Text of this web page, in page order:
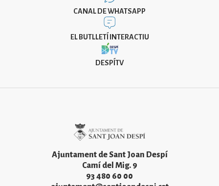
CANAL DE WHATSAPP
EL BUTLLETÍ INTERACTIU
DESPÍTV
Ajuntament de Sant Joan Despí
Camí del Mig. 9
93 480 60 00